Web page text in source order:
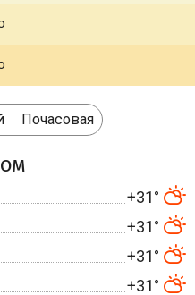
Почасовая
+31°
+31°
+31°
+31°